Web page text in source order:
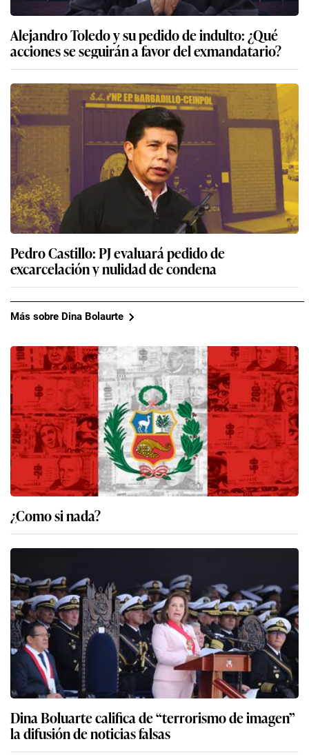
Alejandro Toledo y su pedido de indulto: ¿Qué
acciones se seguirán a favor del exmandatario?
Pedro Castillo: PJ evaluará pedido de
excarcelación y nulidad de condena
Más sobre Dina Bolaurte
¿Como si nada?
Dina Boluarte califica de “terrorismo de imagen”
la difusión de noticias falsas